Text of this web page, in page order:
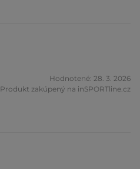
Hodnotené: 28. 3. 2026
Produkt zakúpený na inSPORTline.cz